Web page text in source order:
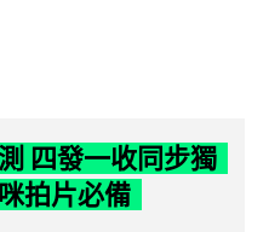
四發一收同步獨
拍片必備